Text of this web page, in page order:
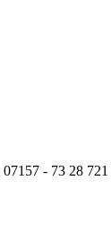
07157 - 73 28 721